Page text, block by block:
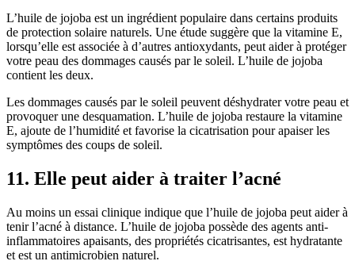
L’huile de jojoba est un ingrédient populaire dans certains produits
de protection solaire naturels. Une étude suggère que la vitamine E,
lorsqu’elle est associée à d’autres antioxydants, peut aider à protéger
votre peau des dommages causés par le soleil. L’huile de jojoba
contient les deux.
Les dommages causés par le soleil peuvent déshydrater votre peau et
provoquer une desquamation. L’huile de jojoba restaure la vitamine
E, ajoute de l’humidité et favorise la cicatrisation pour apaiser les
symptômes des coups de soleil.
11. Elle peut aider à traiter l’acné
Au moins un essai clinique indique que l’huile de jojoba peut aider à
tenir l’acné à distance. L’huile de jojoba possède des agents anti-
inflammatoires apaisants, des propriétés cicatrisantes, est hydratante
et est un antimicrobien naturel.